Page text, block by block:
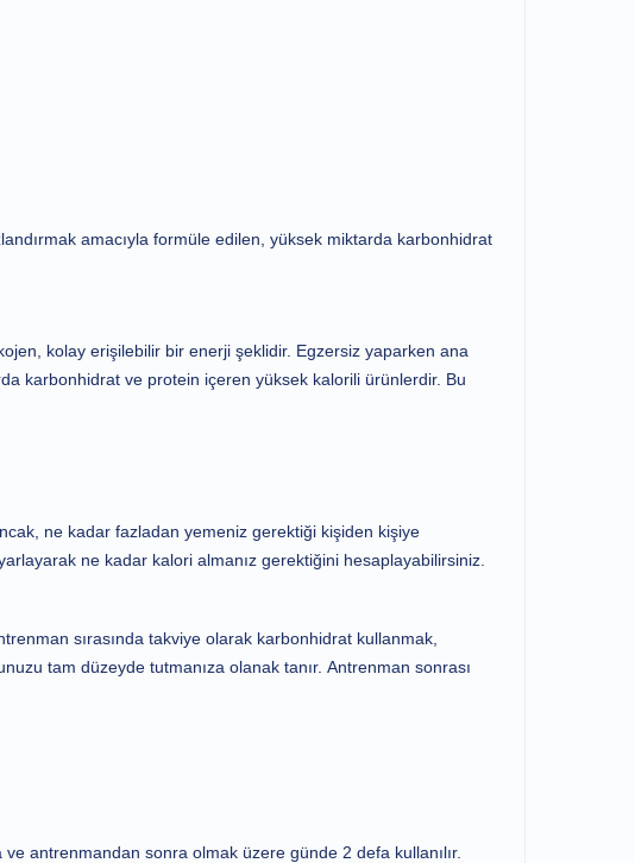
amacıyla formüle edilen, yüksek miktarda karbonhidrat
kolay erişilebilir bir enerji şeklidir. Egzersiz yaparken ana
karbonhidrat ve protein içeren yüksek kalorili ürünlerdir. Bu
ne kadar fazladan yemeniz gerektiği kişiden kişiye
ne kadar kalori almanız gerektiğini hesaplayabilirsiniz.
sırasında takviye olarak karbonhidrat kullanmak,
tam düzeyde tutmanıza olanak tanır. Antrenman sonrası
antrenmandan sonra olmak üzere günde 2 defa kullanılır.